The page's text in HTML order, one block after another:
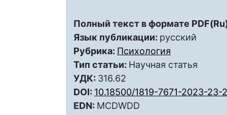
Полный текст в формате
Язык публикации: русский
Рубрика: Психология
Тип статьи: Научная статья
УДК: 316.62
DOI: 10.18500/1819-7671-2023-23-
EDN: MCDWDD